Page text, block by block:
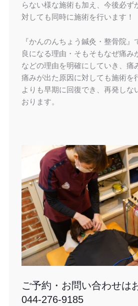
らない様な施術も加え、今後必ず
対しても同時に施術を行います！
『かんのんちょう鍼灸・整骨院
良になる理由・そもそもなぜ痛み
などの理由を明確にしていき、痛
痛みが出た原因に対しても施術を
よりも早期に回復でき、再発しな
おります。
ご予約・お問い合わせは
044-276-9185